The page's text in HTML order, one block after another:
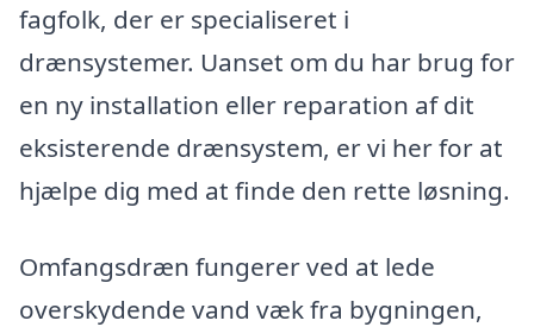
fagfolk, der er specialiseret i
drænsystemer. Uanset om du har brug for
en ny installation eller reparation af dit
eksisterende drænsystem, er vi her for at
hjælpe dig med at finde den rette løsning.
Omfangsdræn fungerer ved at lede
overskydende vand væk fra bygningen,